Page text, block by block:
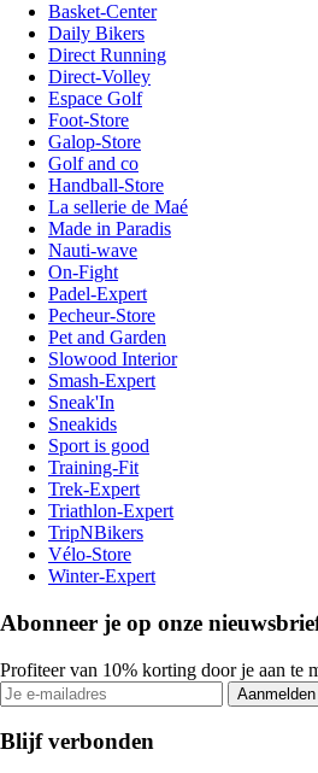
Basket-Center
Daily Bikers
Direct Running
Direct-Volley
Espace Golf
Foot-Store
Galop-Store
Golf and co
Handball-Store
La sellerie de Maé
Made in Paradis
Nauti-wave
On-Fight
Padel-Expert
Pecheur-Store
Pet and Garden
Slowood Interior
Smash-Expert
Sneak'In
Sneakids
Sport is good
Training-Fit
Trek-Expert
Triathlon-Expert
TripNBikers
Vélo-Store
Winter-Expert
Abonneer je op onze
Profiteer van 10% korting door je aan te
Aanmelden
Blijf verbonden